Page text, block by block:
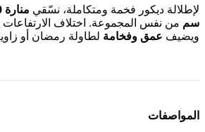
لإطلالة ديكور فخمة ومتكاملة، نسّقي منارة 50 سم
سم من نفس المجموعة. اختلاف الارتفاعات
ويضيف عمق وفخامة لطاولة رمضان أو
المواصفات